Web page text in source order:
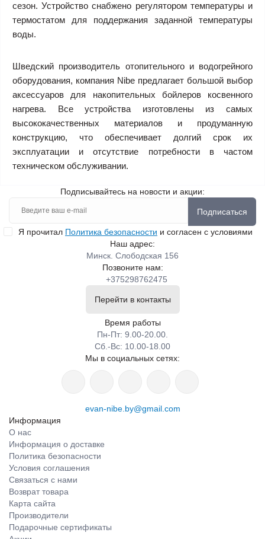
сезон. Устройство снабжено регулятором температуры и
термостатом для поддержания заданной температуры
воды.
Шведский производитель отопительного и водогрейного
оборудования, компания Nibe предлагает большой выбор
аксессуаров для накопительных бойлеров косвенного
нагрева. Все устройства изготовлены из самых
высококачественных материалов и продуманную
конструкцию, что обеспечивает долгий срок их
эксплуатации и отсутствие потребности в частом
техническом обслуживании.
Подписывайтесь на новости и акции:
Подписаться
Я прочитал Политика безопасности и согласен с условиями
Наш адрес:
Минск. Слободская 156
Позвоните нам:
+375298762475
Перейти в контакты
Время работы
Пн-Пт: 9.00-20.00.
Сб.-Вс: 10.00-18.00
Мы в социальных сетях:
evan-nibe.by@gmail.com
Информация
О нас
Информация о доставке
Политика безопасности
Условия соглашения
Связаться с нами
Возврат товара
Карта сайта
Производители
Подарочные сертификаты